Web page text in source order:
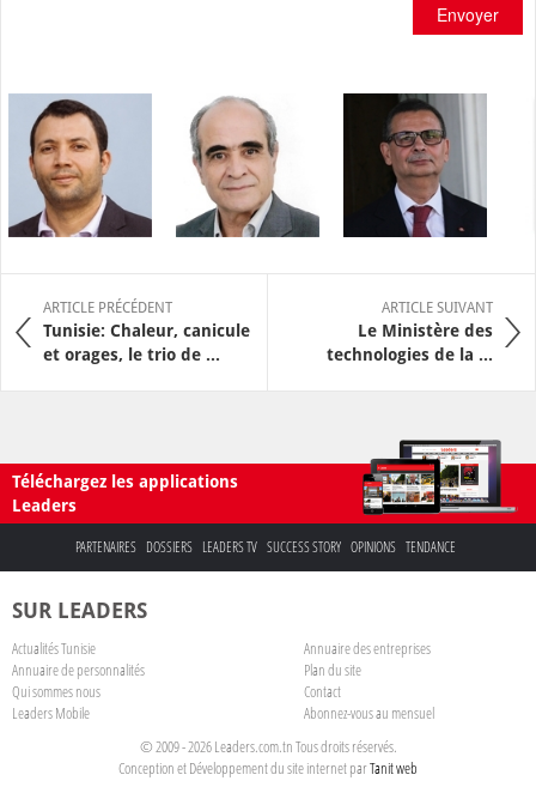
Envoyer
ARTICLE PRÉCÉDENT
Tunisie: Chaleur, canicule
et orages, le trio de ...
ARTICLE SUIVANT
Le Ministère des
technologies de la ...
Téléchargez les applications
Leaders
PARTENAIRES DOSSIERS LEADERS TV SUCCESS STORY OPINIONS TENDANCE
SUR LEADERS
Actualités Tunisie
Annuaire des entreprises
Annuaire de personnalités
Plan du site
Qui sommes nous
Contact
Leaders Mobile
Abonnez-vous au mensuel
© 2009 - 2026 Leaders.com.tn Tous droits réservés.
Conception et Développement du site internet parTanit web